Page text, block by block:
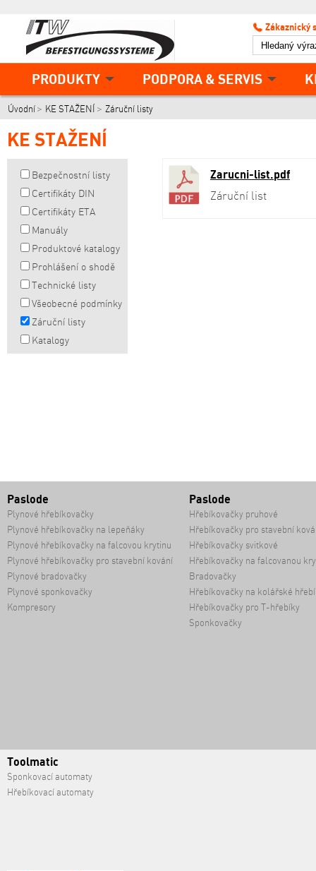
PRODUKTY PODPORA & SERVIS
Zákaznický
Úvodní KE STAŽENÍ Záruční listy
KE STAŽENÍ
Bezpečnostní listy
Certifikáty DIN
Certifikáty ETA
Manuály
Produktové katalogy
Prohlášení o shodě
Technické listy
Všeobecné podmínky
Záruční listy
Katalogy
Zarucni-list.pdf
Záruční list
Paslode
Plynové hřebíkovačky
Plynové hřebíkovačky na lepeňáky
Plynové hřebíkovačky na falcovou krytinu
Plynové hřebíkovačky pro stavební kování
Plynové bradovačky
Plynové sponkovačky
Kompresory
Paslode
Hřebíkovačky pruhové
Hřebíkovačky pro stavební
Hřebíkovačky svitkové
Hřebíkovačky na falcovanou
Bradovačky
Hřebíkovačky na kolářské
Hřebíkovačky pro T-hřebíky
Sponkovačky
Toolmatic
Sponkovací automaty
Hřebíkovací automaty